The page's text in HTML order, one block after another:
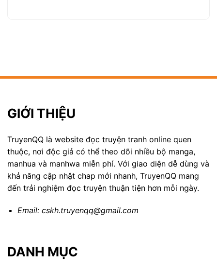
GIỚI THIỆU
TruyenQQ là website đọc truyện tranh online quen
thuộc, nơi độc giả có thể theo dõi nhiều bộ manga,
manhua và manhwa miễn phí. Với giao diện dễ dùng và
khả năng cập nhật chap mới nhanh, TruyenQQ mang
đến trải nghiệm đọc truyện thuận tiện hơn mỗi ngày.
Email: cskh.truyenqq@gmail.com
DANH MỤC